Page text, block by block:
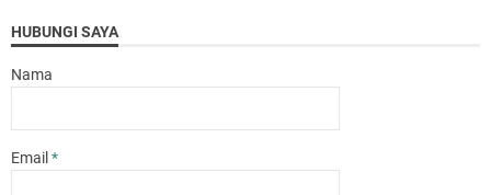
HUBUNGI SAYA
Nama
Email*